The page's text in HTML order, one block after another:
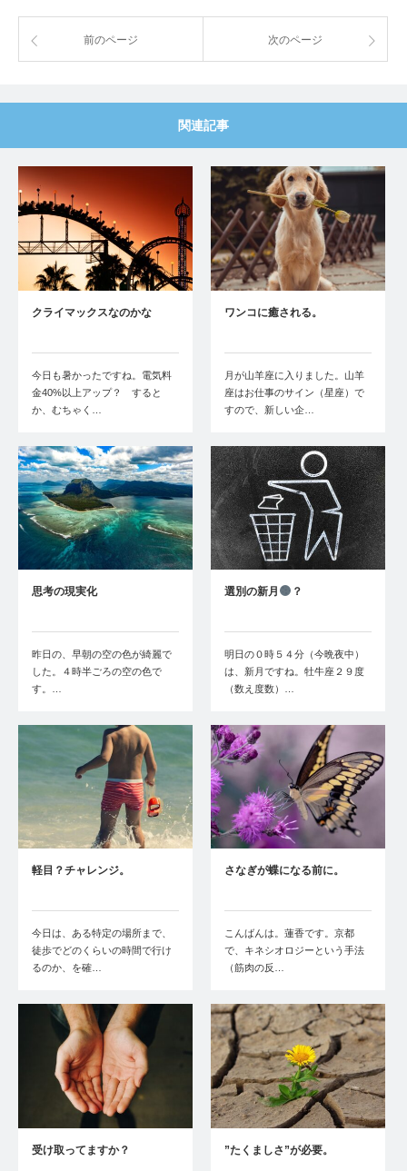
前のページ 次のページ
関連記事
クライマックスなのかな
今日も暑かったですね。電気料
金40%以上アップ？ すると
か、むちゃく…
ワンコに癒される。
月が山羊座に入りました。山羊
座はお仕事のサイン（星座）で
すので、新しい企…
思考の現実化
昨日の、早朝の空の色が綺麗で
した。４時半ごろの空の色で
す。…
選別の新月 ？
明日の０時５４分（今晩夜中）
は、新月ですね。牡牛座２９度
（数え度数）…
軽目？チャレンジ。
今日は、ある特定の場所まで、
徒歩でどのくらいの時間で行け
るのか、を確…
さなぎが蝶になる前に。
こんばんは。蓮香です。京都
で、キネシオロジーという手法
（筋肉の反…
受け取ってますか？ ”たくましさ”が必要。